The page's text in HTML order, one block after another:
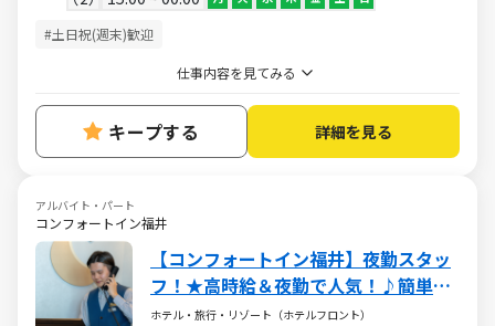
#土日祝(週末)歓迎
仕事内容を見てみる
キープする 詳細を見る
アルバイト・パート
コンフォートイン福井
【コンフォートイン福井】夜勤スタッ
フ！★高時給＆夜勤で人気！♪簡単な
朝食準備がメインです！未経験も大歓
ホテル・旅行・リゾート（ホテルフロント）